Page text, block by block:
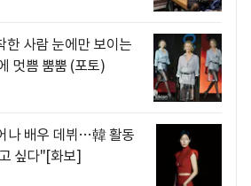
한 사람 눈에만 보이는
멋쁨 뿜뿜 (포토)
나 배우 데뷔…韓 활동
싶다"[화보]